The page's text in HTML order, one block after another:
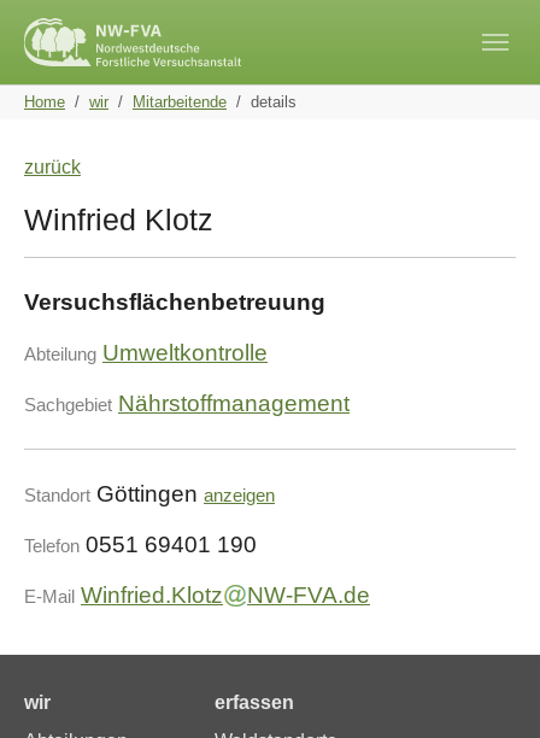
You are here:
Home wir Mitarbeitende details
zurück
Winfried Klotz
Versuchsflächenbetreuung
Abteilung Umweltkontrolle
Sachgebiet Nährstoffmanagement
Standort Göttingen anzeigen
Telefon 0551 69401 190
E-Mail Winfried.Klotz NW-FVA.de
wir
erfassen